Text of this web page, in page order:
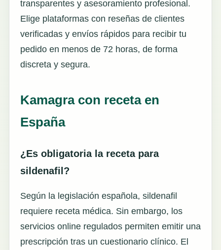
transparentes y asesoramiento profesional.
Elige plataformas con reseñas de clientes
verificadas y envíos rápidos para recibir tu
pedido en menos de 72 horas, de forma
discreta y segura.
Kamagra con receta en
España
¿Es obligatoria la receta para
sildenafil?
Según la legislación española, sildenafil
requiere receta médica. Sin embargo, los
servicios online regulados permiten emitir una
prescripción tras un cuestionario clínico. El